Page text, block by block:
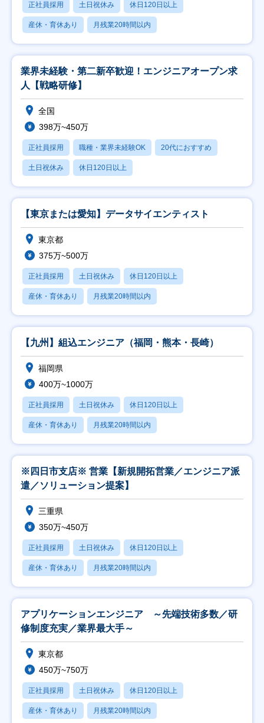
正社員採用 土日祝休み 休日120日以上
産休・育休あり 月残業20時間以内
業界未経験・第二新卒歓迎！エンジニアオープン求
人【戦略研修】
全国
398万~450万
正社員採用 職種・業界未経験OK 20代におすすめ
土日祝休み 休日120日以上
【東京または愛知】データサイエンティスト
東京都
375万~500万
正社員採用 土日祝休み 休日120日以上
産休・育休あり 月残業20時間以内
【九州】組込エンジニア（福岡・熊本・長崎）
福岡県
400万~1000万
正社員採用 土日祝休み 休日120日以上
産休・育休あり 月残業20時間以内
※四日市支店※ 営業【新規開拓営業／エンジニア派
遣／ソリューション提案】
三重県
350万~450万
正社員採用 土日祝休み 休日120日以上
産休・育休あり 月残業20時間以内
アプリケーションエンジニア ～先端技術多数／研
修制度充実／業界最大手～
東京都
450万~750万
正社員採用 土日祝休み 休日120日以上
産休・育休あり 月残業20時間以内